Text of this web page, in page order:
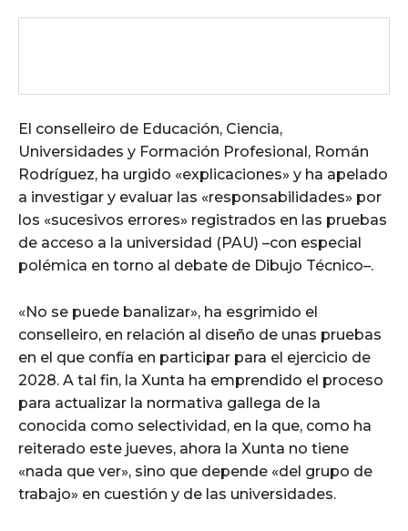
El conselleiro de Educación, Ciencia,
Universidades y Formación Profesional, Román
Rodríguez, ha urgido «explicaciones» y ha apelado
a investigar y evaluar las «responsabilidades» por
los «sucesivos errores» registrados en las pruebas
de acceso a la universidad (PAU) –con especial
polémica en torno al debate de Dibujo Técnico–.
«No se puede banalizar», ha esgrimido el
conselleiro, en relación al diseño de unas pruebas
en el que confía en participar para el ejercicio de
2028. A tal fin, la Xunta ha emprendido el proceso
para actualizar la normativa gallega de la
conocida como selectividad, en la que, como ha
reiterado este jueves, ahora la Xunta no tiene
«nada que ver», sino que depende «del grupo de
trabajo» en cuestión y de las universidades.